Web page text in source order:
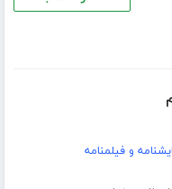
و فیلمنامه